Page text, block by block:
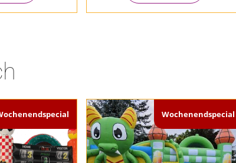
Wochenendspecial